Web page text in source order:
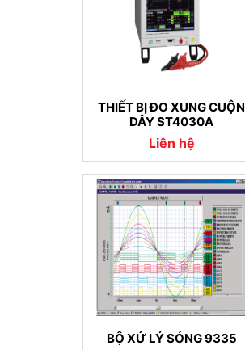
THIẾT BỊ ĐO XUNG CUỘN
DÂY ST4030A
Liên hệ
BỘ XỬ LÝ SÓNG 9335